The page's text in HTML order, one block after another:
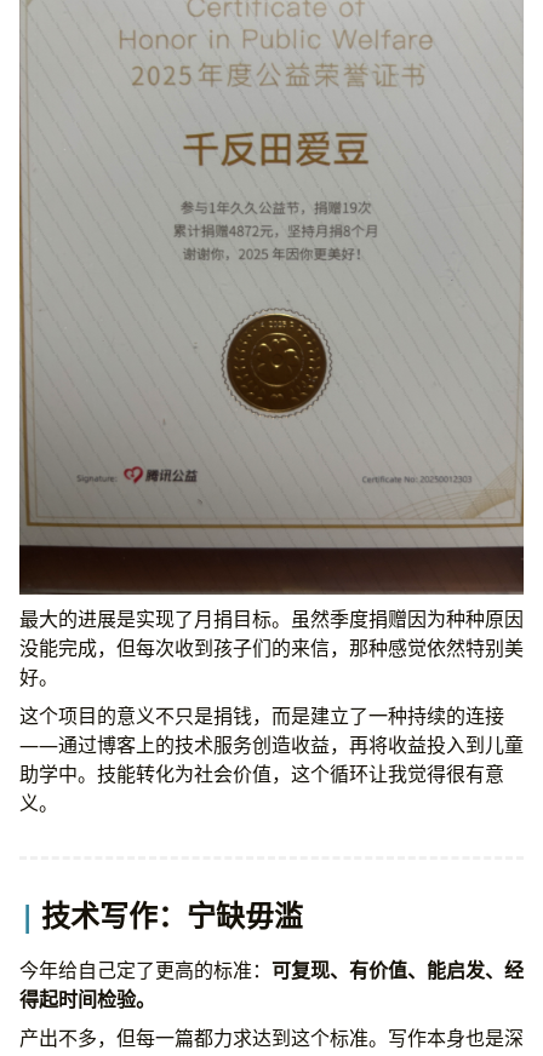
最大的进展是实现了月捐目标。虽然季度捐赠因为种种原因
没能完成，但每次收到孩子们的来信，那种感觉依然特别美
好。
这个项目的意义不只是捐钱，而是建立了一种持续的连接
——通过博客上的技术服务创造收益，再将收益投入到儿童
助学中。技能转化为社会价值，这个循环让我觉得很有意
义。
技术写作：宁缺毋滥
今年给自己定了更高的标准： 可复现、有价值、能启发、经
得起时间检验。
产出不多，但每一篇都力求达到这个标准。写作本身也是深